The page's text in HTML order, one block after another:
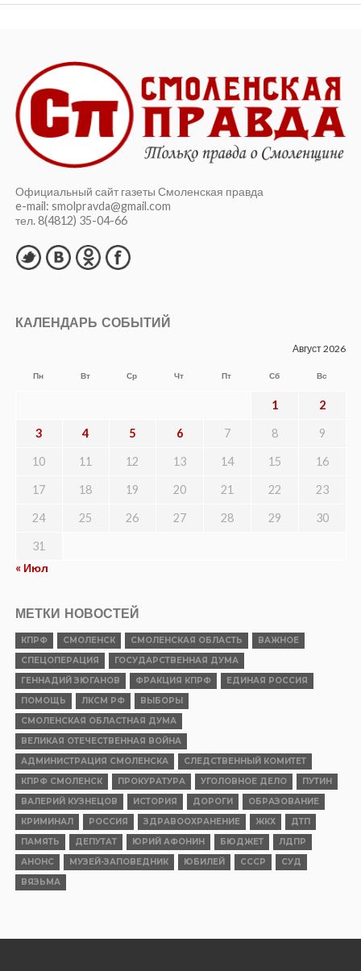
Официальный сайт газеты Смоленская правда
e-mail: smolpravda@gmail.com
тел. 8(4812) 35-04-66
КАЛЕНДАРЬ СОБЫТИЙ
Август 2026
Пн Вт Ср Чт Пт Сб Вс
1 2
3 4 5 6 7 8 9
10 11 12 13 14 15 16
17 18 19 20 21 22 23
24 25 26 27 28 29 30
31
« Июл
МЕТКИ НОВОСТЕЙ
КПРФ СМОЛЕНСК СМОЛЕНСКАЯ ОБЛАСТЬ
ВАЖНОЕ
СПЕЦОПЕРАЦИЯ
ГОСУДАРСТВЕННАЯ ДУМА
ГЕННАДИЙ ЗЮГАНОВ
ФРАКЦИЯ КПРФ
ЕДИНАЯ РОССИЯ
ПОМОЩЬ
ЛКСМ РФ
ВЫБОРЫ
СМОЛЕНСКАЯ ОБЛАСТНАЯ ДУМА
ВЕЛИКАЯ ОТЕЧЕСТВЕННАЯ ВОЙНА
АДМИНИСТРАЦИЯ СМОЛЕНСКА
СЛЕДСТВЕННЫЙ КОМИТЕТ
КПРФ СМОЛЕНСК
ПРОКУРАТУРА УГОЛОВНОЕ ДЕЛО
ПУТИН
ВАЛЕРИЙ КУЗНЕЦОВ
ИСТОРИЯ ДОРОГИ
ОБРАЗОВАНИЕ
КРИМИНАЛ
РОССИЯ ЗДРАВООХРАНЕНИЕ ЖКХ
ДТП
ПАМЯТЬ
ДЕПУТАТ ЮРИЙ АФОНИН БЮДЖЕТ
ЛДПР
АНОНС
МУЗЕЙ-ЗАПОВЕДНИК ЮБИЛЕЙ СССР
СУД
ВЯЗЬМА